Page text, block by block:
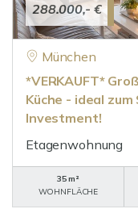
288.000,- €
München
*VERKAUFT*
Küche - ideal
Investment!
Etagenwohnung
35 m²
WOHNFLÄCHE